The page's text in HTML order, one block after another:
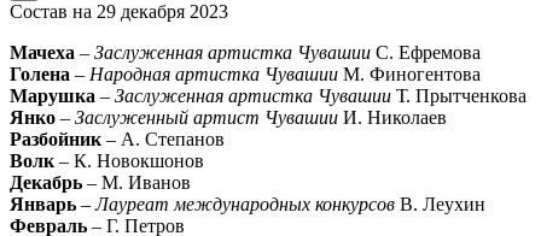
Состав на 29 декабря 2023
Мачеха – Заслуженная артистка Чувашии С. Ефремова
Голена – Народная артистка Чувашии М. Финогентова
Марушка – Заслуженная артистка Чувашии Т. Прытченкова
Янко – Заслуженный артист Чувашии И. Николаев
Разбойник – А. Степанов
Волк – К. Новокшонов
Декабрь – М. Иванов
Январь –Лауреат международных конкурсов В. Леухин
Февраль – Г. Петров